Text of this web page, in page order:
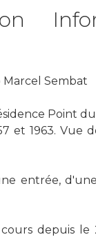
Sembat
Point
et 1963. Vue
entrée,
depuis